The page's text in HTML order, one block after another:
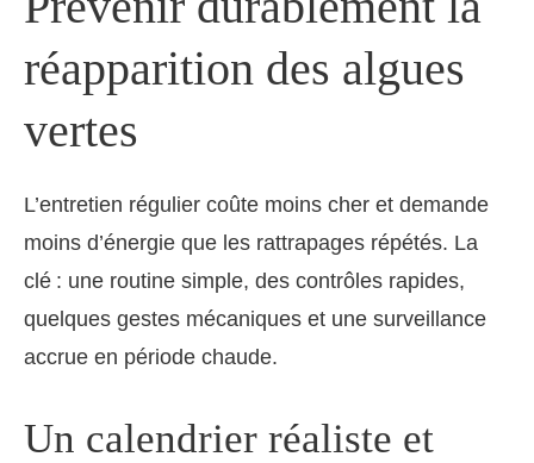
réapparition des algues
vertes
L’entretien régulier coûte moins cher et demande
moins d’énergie que les rattrapages répétés. La
clé : une routine simple, des contrôles rapides,
quelques gestes mécaniques et une surveillance
accrue en période chaude.
Un calendrier réaliste et